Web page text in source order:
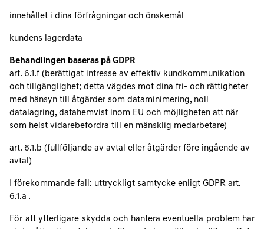
innehållet i dina förfrågningar och önskemål
kundens lagerdata
Behandlingen baseras på GDPR
art. 6.1.f (berättigat intresse av effektiv kundkommunikation
och tillgänglighet; detta vägdes mot dina fri- och rättigheter
med hänsyn till åtgärder som dataminimering, noll
datalagring, datahemvist inom EU och möjligheten att när
som helst vidarebefordra till en mänsklig medarbetare)
art. 6.1.b (fullföljande av avtal eller åtgärder före ingående av
avtal)
I förekommande fall: uttryckligt samtycke enligt GDPR art.
6.1.a .
För att ytterligare skydda och hantera eventuella problem har